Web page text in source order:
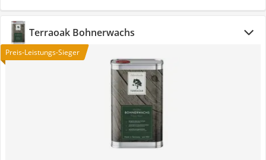
Terraoak Bohnerwachs
Preis-Leistungs-Sieger